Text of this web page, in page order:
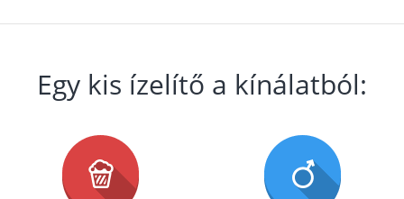
Egy kis ízelítő a kínálatból: